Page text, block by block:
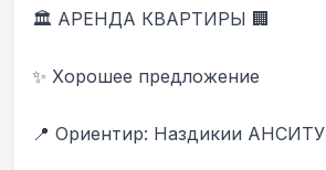
🏛 АРЕНДА КВАРТИРЫ 🏢
✨ Хорошее предложение
📍 Ориентир: Наздикии АНСИТУ